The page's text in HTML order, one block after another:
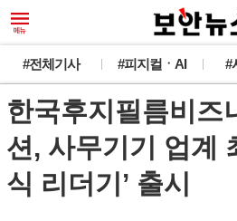
#전체기사 #피지컬ㆍAI #
한국후지필름비즈
션, 사무기기 업계
식 리더기’ 출시